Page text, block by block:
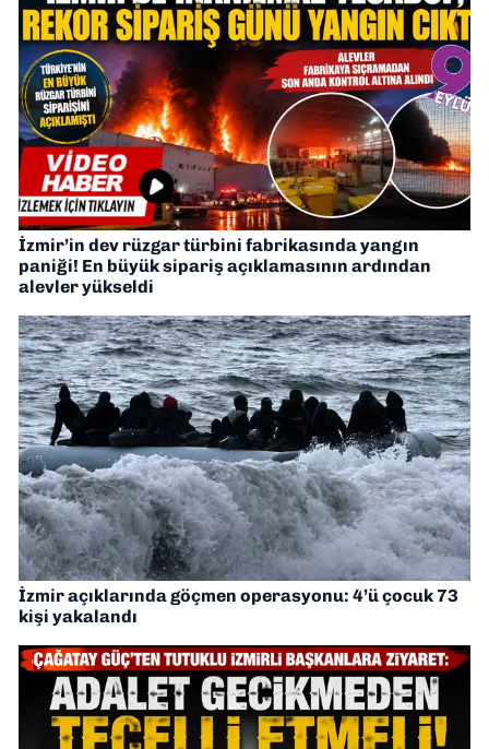
İzmir’in dev rüzgar türbini fabrikasında yangın
paniği! En büyük sipariş açıklamasının ardından
alevler yükseldi
İzmir açıklarında göçmen operasyonu: 4’ü çocuk 73
kişi yakalandı